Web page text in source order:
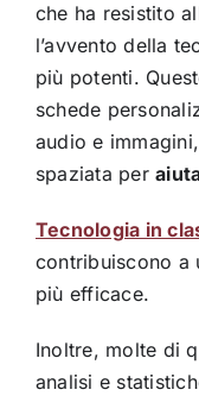
che ha resistito
l’avvento della
più potenti.
schede
audio e
spaziata per
Tecnologia in
contribuiscono a
più efficace.
Inoltre, molte di
analisi e